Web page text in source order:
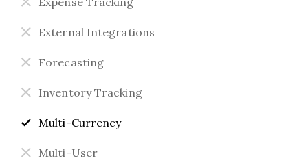
External Integrations
Forecasting
Inventory Tracking
Multi-Currency
Multi-User